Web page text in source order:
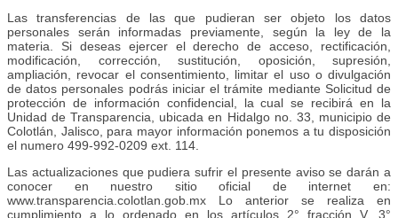
Las transferencias de las que pudieran ser objeto los datos
personales serán informadas previamente, según la ley de la
materia. Si deseas ejercer el derecho de acceso, rectificación,
modificación, corrección, sustitución, oposición, supresión,
ampliación, revocar el consentimiento, limitar el uso o divulgación
de datos personales podrás iniciar el trámite mediante Solicitud de
protección de información confidencial, la cual se recibirá en la
Unidad de Transparencia, ubicada en Hidalgo no. 33, municipio de
Colotlán, Jalisco, para mayor información ponemos a tu disposición
el numero 499-992-0209 ext. 114.
Las actualizaciones que pudiera sufrir el presente aviso se darán a
conocer en nuestro sitio oficial de internet en:
www.transparencia.colotlan.gob.mx Lo anterior se realiza en
cumplimiento a lo ordenado en los artículos 2° fracción V, 3°